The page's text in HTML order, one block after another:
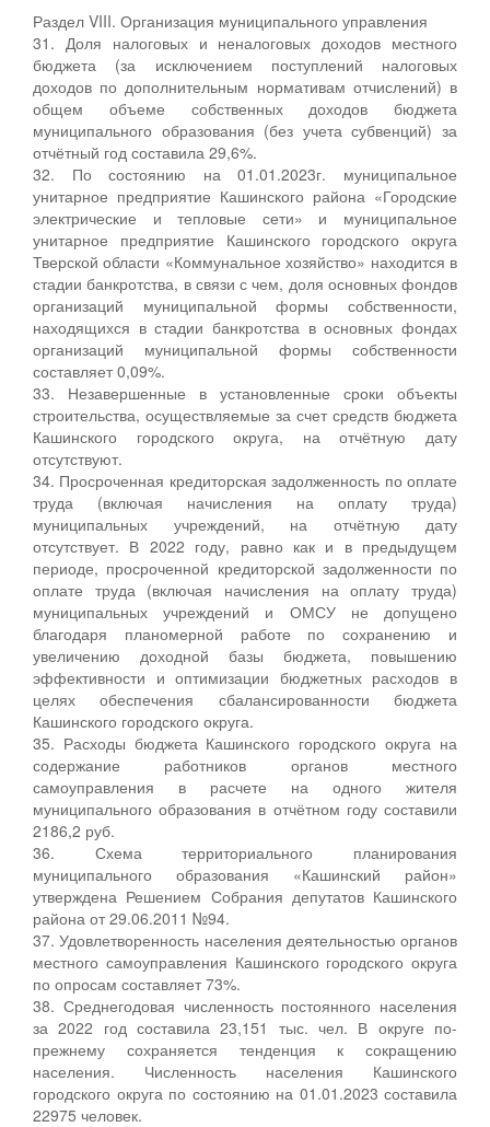
Раздел VIII. Организация муниципального управления
31. Доля налоговых и неналоговых доходов местного
бюджета (за исключением поступлений налоговых
доходов по дополнительным нормативам отчислений) в
общем объеме собственных доходов бюджета
муниципального образования (без учета субвенций) за
отчётный год составила 29,6%.
32. По состоянию на 01.01.2023г. муниципальное
унитарное предприятие Кашинского района «Городские
электрические и тепловые сети» и муниципальное
унитарное предприятие Кашинского городского округа
Тверской области «Коммунальное хозяйство» находится в
стадии банкротства, в связи с чем, доля основных фондов
организаций муниципальной формы собственности,
находящихся в стадии банкротства в основных фондах
организаций муниципальной формы собственности
составляет 0,09%.
33. Незавершенные в установленные сроки объекты
строительства, осуществляемые за счет средств бюджета
Кашинского городского округа, на отчётную дату
отсутствуют.
34. Просроченная кредиторская задолженность по оплате
труда (включая начисления на оплату труда)
муниципальных учреждений, на отчётную дату
отсутствует. В 2022 году, равно как и в предыдущем
периоде, просроченной кредиторской задолженности по
оплате труда (включая начисления на оплату труда)
муниципальных учреждений и ОМСУ не допущено
благодаря планомерной работе по сохранению и
увеличению доходной базы бюджета, повышению
эффективности и оптимизации бюджетных расходов в
целях обеспечения сбалансированности бюджета
Кашинского городского округа.
35. Расходы бюджета Кашинского городского округа на
содержание работников органов местного
самоуправления в расчете на одного жителя
муниципального образования в отчётном году составили
2186,2 руб.
36. Схема территориального планирования
муниципального образования «Кашинский район»
утверждена Решением Собрания депутатов Кашинского
района от 29.06.2011 №94.
37. Удовлетворенность населения деятельностью органов
местного самоуправления Кашинского городского округа
по опросам составляет 73%.
38. Среднегодовая численность постоянного населения
за 2022 год составила 23,151 тыс. чел. В округе по-
прежнему сохраняется тенденция к сокращению
населения. Численность населения Кашинского
городского округа по состоянию на 01.01.2023 составила
22975 человек.